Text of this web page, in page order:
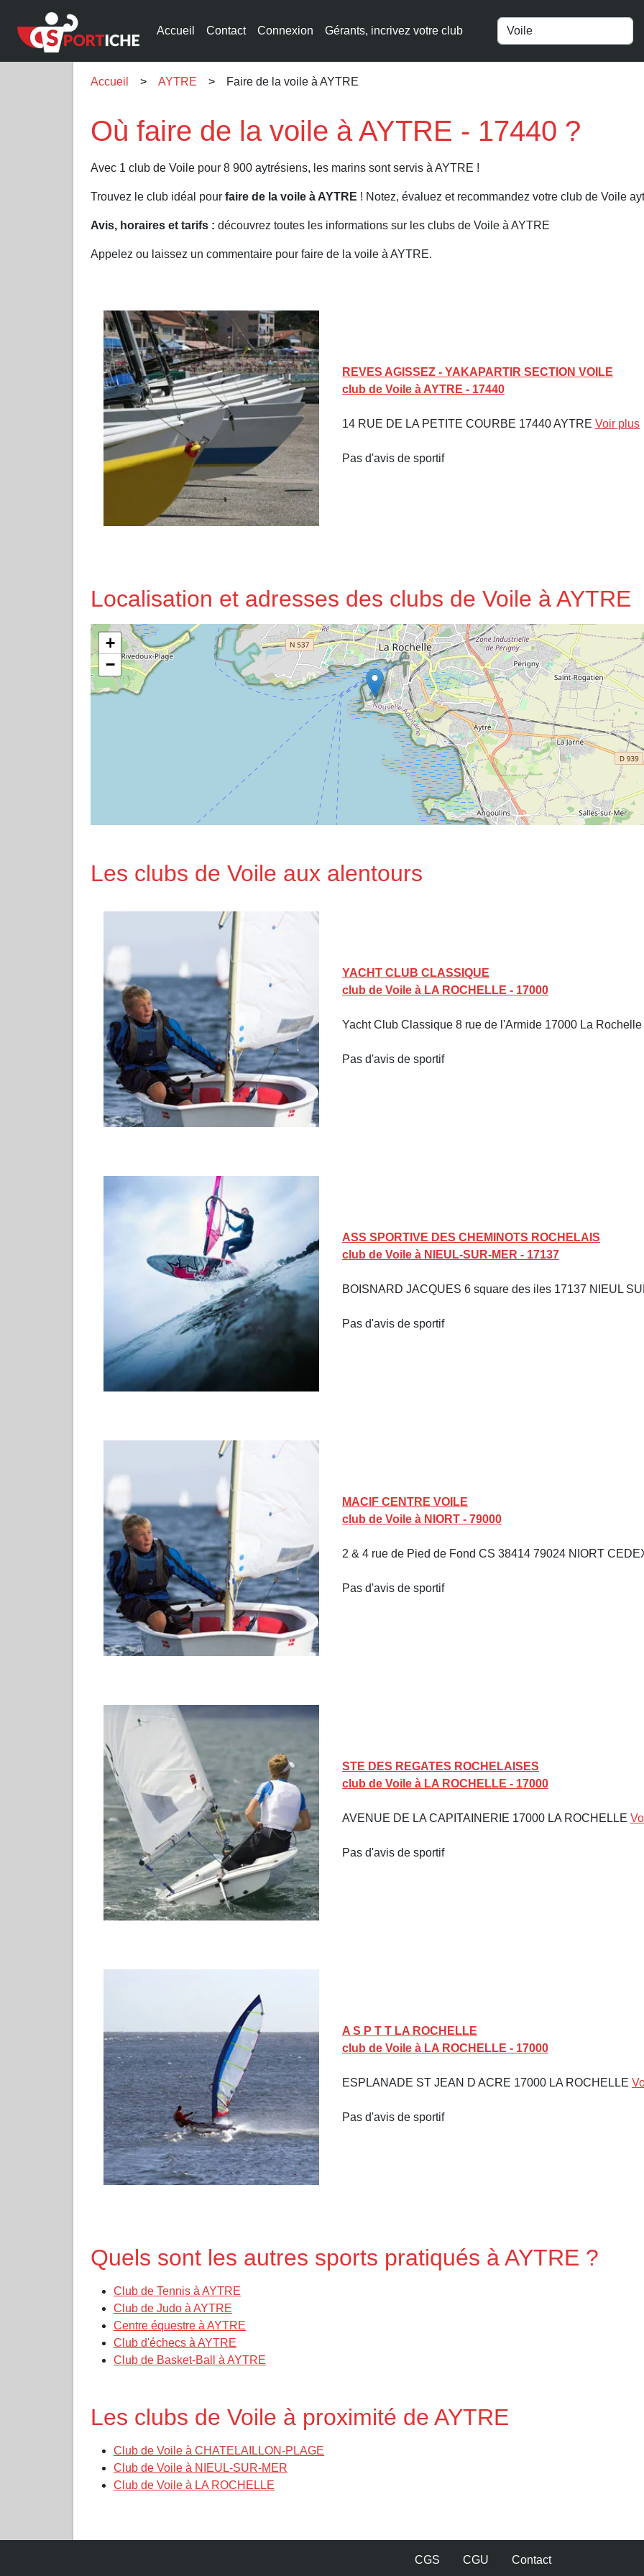
Accueil Contact Connexion Gérants, incrivez votre club
Accueil AYTRE Faire de la voile à AYTRE
Où faire de la voile à AYTRE - 17440 ?
Avec 1 club de Voile pour 8 900 aytrésiens, les marins sont servis à AYTRE !
Trouvez le club idéal pour faire de la voile à AYTRE ! Notez, évaluez et recommandez votre club de Voile
Avis, horaires et tarifs : découvrez toutes les informations sur les clubs de Voile à AYTRE
Appelez ou laissez un commentaire pour faire de la voile à AYTRE.
REVES AGISSEZ - YAKAPARTIR SECTION VOILE
club de Voile à AYTRE - 17440
14 RUE DE LA PETITE COURBE 17440 AYTRE Voir plus
Pas d'avis de sportif
Localisation et adresses des clubs de Voile à AYTRE
+
−
Les clubs de Voile aux alentours
YACHT CLUB CLASSIQUE
club de Voile à LA ROCHELLE - 17000
Yacht Club Classique 8 rue de l'Armide 17000 La Rochelle
Pas d'avis de sportif
ASS SPORTIVE DES CHEMINOTS ROCHELAIS
club de Voile à NIEUL-SUR-MER - 17137
BOISNARD JACQUES 6 square des iles 17137 NIEUL
Pas d'avis de sportif
MACIF CENTRE VOILE
club de Voile à NIORT - 79000
2 & 4 rue de Pied de Fond CS 38414 79024 NIORT
Pas d'avis de sportif
STE DES REGATES ROCHELAISES
club de Voile à LA ROCHELLE - 17000
AVENUE DE LA CAPITAINERIE 17000 LA ROCHELLE
Pas d'avis de sportif
A S P T T LA ROCHELLE
club de Voile à LA ROCHELLE - 17000
ESPLANADE ST JEAN D ACRE 17000 LA ROCHELLE
Pas d'avis de sportif
Quels sont les autres sports pratiqués à AYTRE ?
Club de Tennis à AYTRE
Club de Judo à AYTRE
Centre équestre à AYTRE
Club d'échecs à AYTRE
Club de Basket-Ball à AYTRE
Les clubs de Voile à proximité de AYTRE
Club de Voile à CHATELAILLON-PLAGE
Club de Voile à NIEUL-SUR-MER
Club de Voile à LA ROCHELLE
CGS CGU Contact